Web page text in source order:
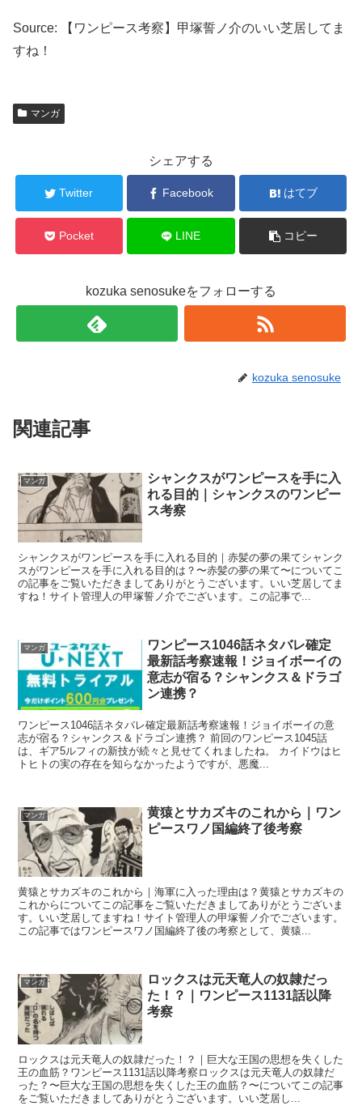
Source: 【ワンピース考察】甲塚誓ノ介のいい芝居してま
すね！
マンガ
シェアする
Twitter Facebook はてブ
Pocket LINE コピー
kozuka senosukeをフォローする
kozuka senosuke
関連記事
マンガ
シャンクスがワンピースを手に入
れる目的｜シャンクスのワンピー
ス考察
シャンクスがワンピースを手に入れる目的｜赤髪の夢の果てシャンク
スがワンピースを手に入れる目的は？〜赤髪の夢の果て〜についてこ
の記事をご覧いただきましてありがとうございます。いい芝居してま
すね！サイト管理人の甲塚誓ノ介でございます。この記事で...
マンガ
ワンピース1046話ネタバレ確定
最新話考察速報！ジョイボーイの
意志が宿る？シャンクス＆ドラゴ
ン連携？
ワンピース1046話ネタバレ確定最新話考察速報！ジョイボーイの意
志が宿る？シャンクス＆ドラゴン連携？ 前回のワンピース1045話
は、ギア5ルフィの新技が続々と見せてくれましたね。 カイドウはヒ
トヒトの実の存在を知らなかったようですが、悪魔...
マンガ
黄猿とサカズキのこれから｜ワン
ピースワノ国編終了後考察
黄猿とサカズキのこれから｜海軍に入った理由は？黄猿とサカズキの
これからについてこの記事をご覧いただきましてありがとうございま
す。いい芝居してますね！サイト管理人の甲塚誓ノ介でございます。
この記事ではワンピースワノ国編終了後の考察として、黄猿...
マンガ
ロックスは元天竜人の奴隷だっ
た！？｜ワンピース1131話以降
考察
ロックスは元天竜人の奴隷だった！？｜巨大な王国の思想を失くした
王の血筋？ワンピース1131話以降考察ロックスは元天竜人の奴隷だ
った？〜巨大な王国の思想を失くした王の血筋？〜についてこの記事
をご覧いただきましてありがとうございます。いい芝居し...